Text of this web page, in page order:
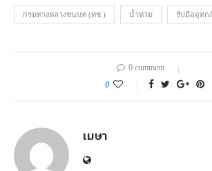
กรมทางหลวงชนบท (ทช.) น้ำท่วม รับมืออุทก
0 comment
0
เมษา